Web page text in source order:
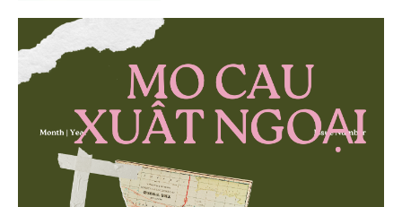
then chốt là nông nghiệp và môi trường.